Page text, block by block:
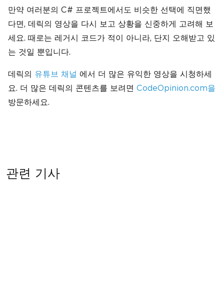
만약 여러분의 C# 프로젝트에서도 비슷한 선택에 직면했
다면, 데릭의 영상을 다시 보고 상황을 신중하게 고려해 보
세요. 때로는 레거시 코드가 적이 아니라, 단지 오해받고 있
는 것일 뿐입니다.
데릭의 유튜브 채널 에서 더 많은 유익한 영상을 시청하세
요. 더 많은 데릭의 콘텐츠를 보려면 CodeOpinion.com을
방문하세요.
관련 기사